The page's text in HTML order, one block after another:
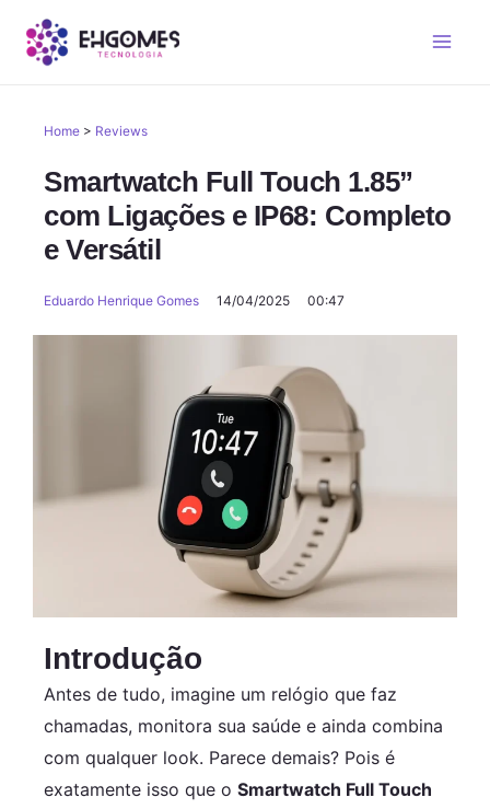
Home > Reviews
Smartwatch Full Touch 1.85”
com Ligações e IP68: Completo
e Versátil
Eduardo Henrique Gomes 14/04/2025 00:47
Introdução
Antes de tudo, imagine um relógio que faz
chamadas, monitora sua saúde e ainda combina
com qualquer look. Parece demais? Pois é
exatamente isso que o Smartwatch Full Touch